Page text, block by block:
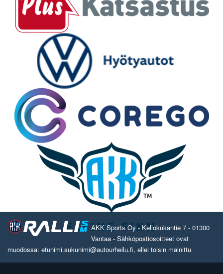
AKK Sports Oy - Kellokukantie 7 - 01300
Vantaa - Sähköpostiosoitteet ovat
muodossa: etunimi.sukunimi@autourheilu.fi, ellei toisin mainittu